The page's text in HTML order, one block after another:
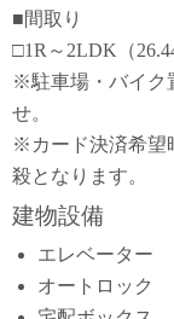
■間取り
□1R～2LDK（
※駐車場・バイク
せ。
※カード決済希望
殺となります。
建物設備
エレベーター
オートロック